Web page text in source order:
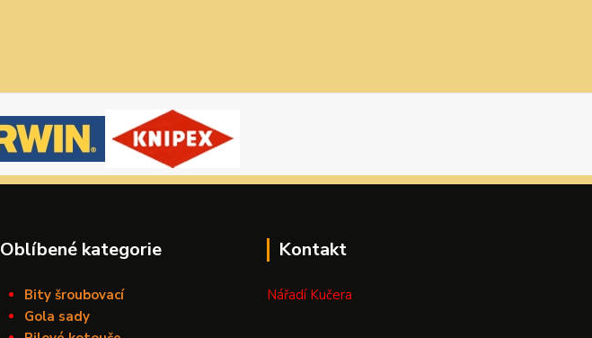
Oblíbené kategorie
Bity šroubovací
Gola sady
Kontakt
Nářadí Kučera